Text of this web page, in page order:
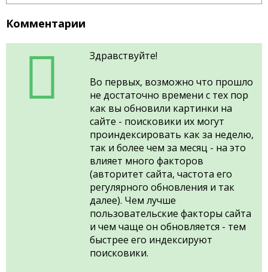
Комментарии
Здравствуйте!
Во первых, возможно что прошло
не достаточно времени с тех пор
как вы обновили картинки на
сайте - поисковики их могут
проиндексировать как за неделю,
так и более чем за месяц - на это
влияет много факторов
(авторитет сайта, частота его
регулярного обновления и так
далее). Чем лучше
пользовательские факторы сайта
и чем чаще он обновляется - тем
быстрее его индексируют
поисковики.